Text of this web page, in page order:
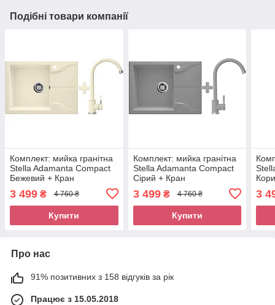
Подібні товари компанії
Комплект: мийка гранітна
Stella Adamanta Compact
Бежевий + Кран
3 499 ₴ 4 760 ₴
Купити
Комплект: мийка гранітна
Stella Adamanta Compact
Сірий + Кран
3 499₴ 4 760 ₴
Купити
3
Про нас
91% позитивних з 158 відгуків за рік
Працює з 15.05.2018